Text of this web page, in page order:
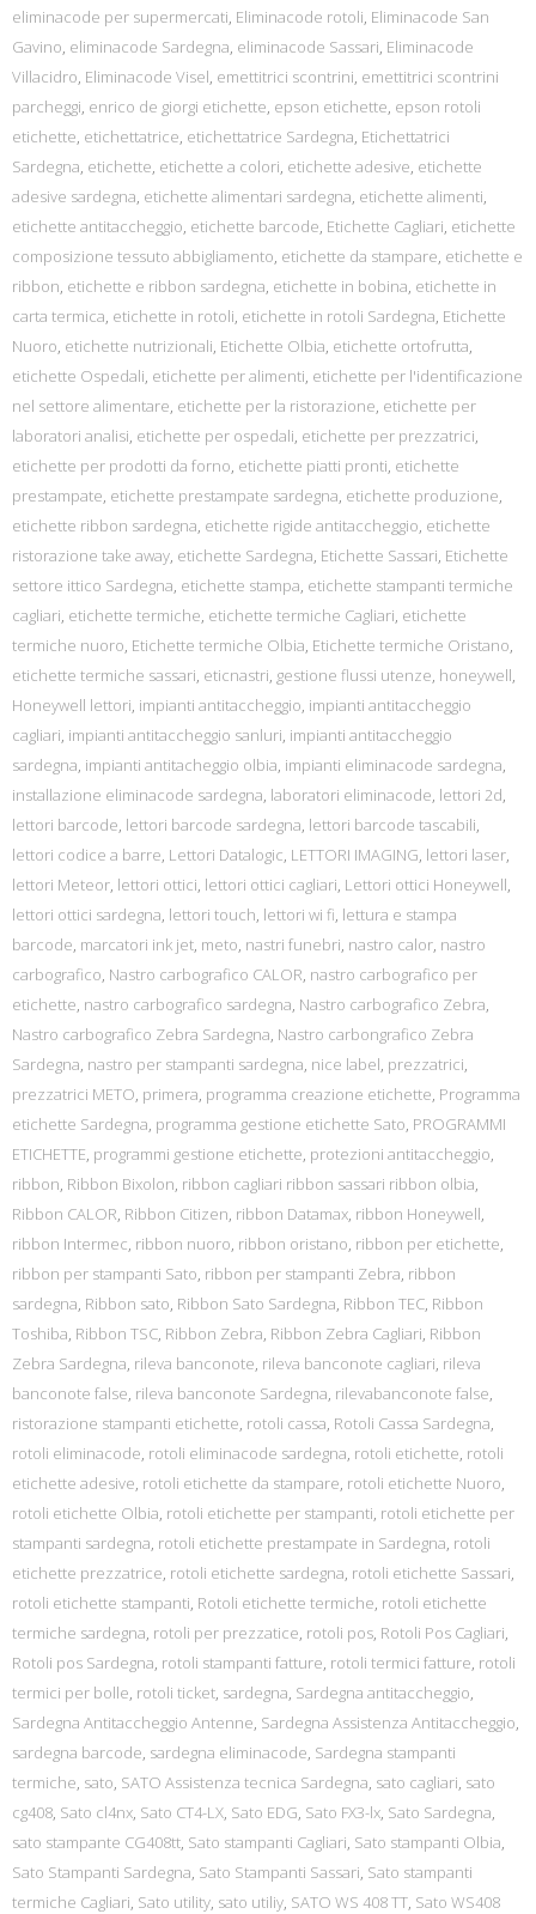
eliminacode per supermercati, Eliminacode rotoli, Eliminacode San
Gavino, eliminacode Sardegna, eliminacode Sassari, Eliminacode
Villacidro, Eliminacode Visel, emettitrici scontrini, emettitrici scontrini
parcheggi, enrico de giorgi etichette, epson etichette, epson rotoli
etichette, etichettatrice, etichettatrice Sardegna, Etichettatrici
Sardegna, etichette, etichette a colori, etichette adesive, etichette
adesive sardegna, etichette alimentari sardegna, etichette alimenti,
etichette antitaccheggio, etichette barcode, Etichette Cagliari, etichette
composizione tessuto abbigliamento, etichette da stampare, etichette e
ribbon, etichette e ribbon sardegna, etichette in bobina, etichette in
carta termica, etichette in rotoli, etichette in rotoli Sardegna, Etichette
Nuoro, etichette nutrizionali, Etichette Olbia, etichette ortofrutta,
etichette Ospedali, etichette per alimenti, etichette per l'identificazione
nel settore alimentare, etichette per la ristorazione, etichette per
laboratori analisi, etichette per ospedali, etichette per prezzatrici,
etichette per prodotti da forno, etichette piatti pronti, etichette
prestampate, etichette prestampate sardegna, etichette produzione,
etichette ribbon sardegna, etichette rigide antitaccheggio, etichette
ristorazione take away, etichette Sardegna, Etichette Sassari, Etichette
settore ittico Sardegna, etichette stampa, etichette stampanti termiche
cagliari, etichette termiche, etichette termiche Cagliari, etichette
termiche nuoro, Etichette termiche Olbia, Etichette termiche Oristano,
etichette termiche sassari, eticnastri, gestione flussi utenze, honeywell,
Honeywell lettori, impianti antitaccheggio, impianti antitaccheggio
cagliari, impianti antitaccheggio sanluri, impianti antitaccheggio
sardegna, impianti antitacheggio olbia, impianti eliminacode sardegna,
installazione eliminacode sardegna, laboratori eliminacode, lettori 2d,
lettori barcode, lettori barcode sardegna, lettori barcode tascabili,
lettori codice a barre, Lettori Datalogic, LETTORI IMAGING, lettori laser,
lettori Meteor, lettori ottici, lettori ottici cagliari, Lettori ottici Honeywell,
lettori ottici sardegna, lettori touch, lettori wi fi, lettura e stampa
barcode, marcatori ink jet, meto, nastri funebri, nastro calor, nastro
carbografico, Nastro carbografico CALOR, nastro carbografico per
etichette, nastro carbografico sardegna, Nastro carbografico Zebra,
Nastro carbografico Zebra Sardegna, Nastro carbongrafico Zebra
Sardegna, nastro per stampanti sardegna, nice label, prezzatrici,
prezzatrici METO, primera, programma creazione etichette, Programma
etichette Sardegna, programma gestione etichette Sato, PROGRAMMI
ETICHETTE, programmi gestione etichette, protezioni antitaccheggio,
ribbon, Ribbon Bixolon, ribbon cagliari ribbon sassari ribbon olbia,
Ribbon CALOR, Ribbon Citizen, ribbon Datamax, ribbon Honeywell,
ribbon Intermec, ribbon nuoro, ribbon oristano, ribbon per etichette,
ribbon per stampanti Sato, ribbon per stampanti Zebra, ribbon
sardegna, Ribbon sato, Ribbon Sato Sardegna, Ribbon TEC, Ribbon
Toshiba, Ribbon TSC, Ribbon Zebra, Ribbon Zebra Cagliari, Ribbon
Zebra Sardegna, rileva banconote, rileva banconote cagliari, rileva
banconote false, rileva banconote Sardegna, rilevabanconote false,
ristorazione stampanti etichette, rotoli cassa, Rotoli Cassa Sardegna,
rotoli eliminacode, rotoli eliminacode sardegna, rotoli etichette, rotoli
etichette adesive, rotoli etichette da stampare, rotoli etichette Nuoro,
rotoli etichette Olbia, rotoli etichette per stampanti, rotoli etichette per
stampanti sardegna, rotoli etichette prestampate in Sardegna, rotoli
etichette prezzatrice, rotoli etichette sardegna, rotoli etichette Sassari,
rotoli etichette stampanti, Rotoli etichette termiche, rotoli etichette
termiche sardegna, rotoli per prezzatice, rotoli pos, Rotoli Pos Cagliari,
Rotoli pos Sardegna, rotoli stampanti fatture, rotoli termici fatture, rotoli
termici per bolle, rotoli ticket, sardegna, Sardegna antitaccheggio,
Sardegna Antitaccheggio Antenne, Sardegna Assistenza Antitaccheggio,
sardegna barcode, sardegna eliminacode, Sardegna stampanti
termiche, sato, SATO Assistenza tecnica Sardegna, sato cagliari, sato
cg408, Sato cl4nx, Sato CT4-LX, Sato EDG, Sato FX3-lx, Sato Sardegna,
sato stampante CG408tt, Sato stampanti Cagliari, Sato stampanti Olbia,
Sato Stampanti Sardegna, Sato Stampanti Sassari, Sato stampanti
termiche Cagliari, Sato utility, sato utiliy, SATO WS 408 TT, Sato WS408